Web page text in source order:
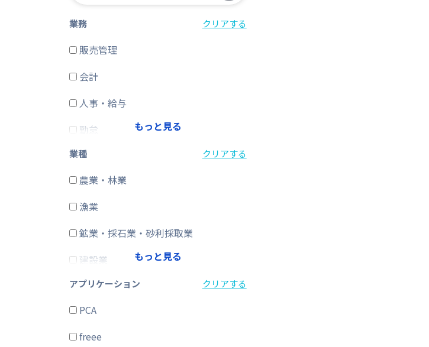
業務 クリアする
販売管理
会計
人事・給与
勤怠
経費精算
CRM・SFA
ERP
在庫購買
その他
もっと見る
業種 クリアする
農業・林業
漁業
鉱業・採石業・砂利採取業
建設業
製造業
電気・ガス・熱供給・水道業
情報通信業
もっと見る
アプリケーション クリアする
PCA
freee